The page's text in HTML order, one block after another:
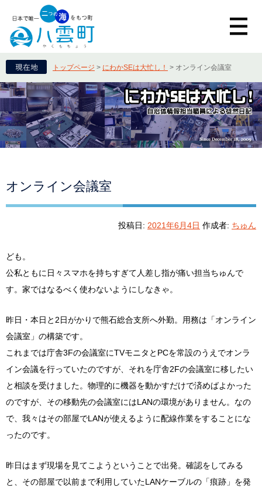
トップページ > にわかSEは大忙し！ > オンライン会議室
オンライン会議室
投稿日: 2021年6月4日 作成者: ちゅん
ども。
公私ともに日々スマホを持ちすぎて人差し指が痛い担当ちゅんで
す。家ではなるべく使わないようにしなきゃ。
昨日・本日と2日がかりで熊石総合支所へ外勤。用務は「オンライン
会議室」の構築です。
これまでは庁舎3Fの会議室にTVモニタとPCを常設のうえでオンラ
イン会議を行っていたのですが、それを庁舎2Fの会議室に移したい
と相談を受けました。物理的に機器を動かすだけで済めばよかった
のですが、その移動先の会議室にはLANの環境がありません。なの
で、我々はその部屋でLANが使えるように配線作業をすることにな
ったのです。
昨日はまず現場を見てこようということで出発。確認をしてみる
と、その部屋で以前まで利用していたLANケーブルの「痕跡」を発